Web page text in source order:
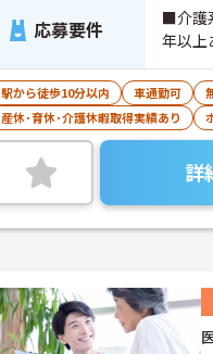
応募要件
■介護
年以上
駅から徒歩10分以内 車通勤可
産休･育休･介護休暇取得実績あり
詳